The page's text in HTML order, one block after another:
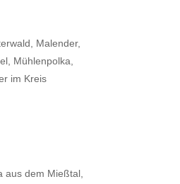
Malender,
Mühlenpolka,
im Kreis
aus dem Mießtal,